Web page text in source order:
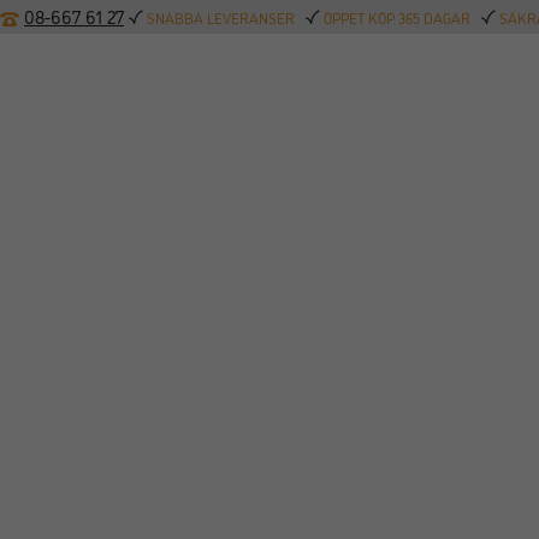
08-667 61 27 SNABBA LEVERANSER ÖPPET KÖP 365 DAGAR